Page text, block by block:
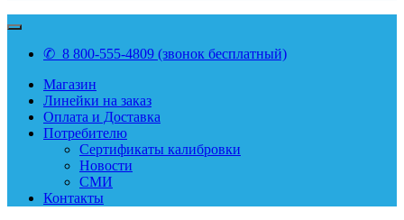
✆ 8 800-555-4809 (звонок бесплатный)
Магазин
Линейки на заказ
Оплата и Доставка
Потребителю
Сертификаты калибровки
Новости
СМИ
Контакты